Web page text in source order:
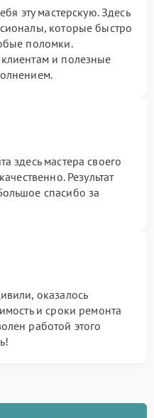
эту мастерскую. Здесь
которые быстро
поломки.
и полезные
здесь мастера своего
Результат
спасибо за
оказалось
и сроки ремонта
работой этого